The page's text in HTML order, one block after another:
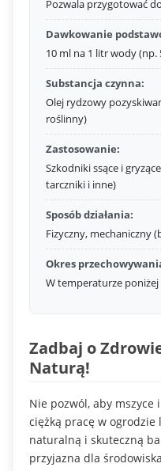
Pozwala przygotować
Dawkowanie
10 ml na 1 litr wody (np.
Substancja czynna:
Olej rydzowy
roślinny)
Zastosowanie:
Szkodniki ssące i
tarczniki i inne)
Sposób działania:
Fizyczny, mechaniczny
Okres
W temperaturze poniżej
Zadbaj o
Naturą!
Nie pozwól, aby mszyce
ciężką pracę w
naturalną i skuteczną
przyjazna dla